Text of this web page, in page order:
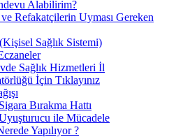
Alabilirim?
Refakatçilerin Uyması Gereken
Sağlık Sistemi)
Sağlık Hizmetleri İl
İçin Tıklayınız
Bırakma Hattı
ile Mücadele
Yapılıyor ?